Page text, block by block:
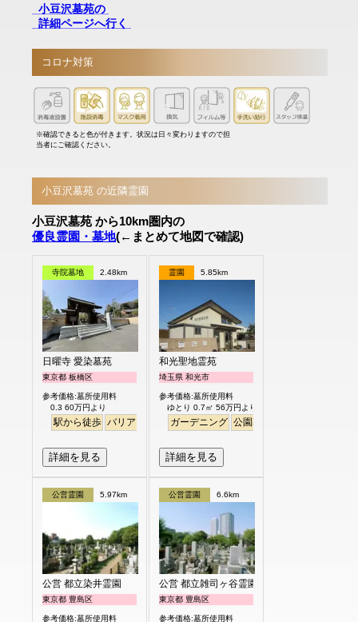
小豆沢墓苑の
詳細ページへ行く
コロナ対策
※確認できると色が付きます。状況は日々変わりますので担
当者にご確認ください。
小豆沢墓苑 の近隣霊園
小豆沢墓苑 から10km圏内の
優良霊園・墓地(←まとめて地図で確認)
寺院墓地 2.48km
日曜寺 愛染墓苑
東京都 板橋区
参考価格:墓所使用料
0.3 60万円より
駅から徒歩 バリアフリー 個人・夫婦 永代供養
詳細を見る
霊園 5.85km
和光聖地霊苑
埼玉県 和光市
参考価格:墓所使用料
ゆとり 0.7㎡ 56万円より
ガーデニング 公園墓地
詳細を見る
公営霊園 5.97km
公営 都立染井霊園
東京都 豊島区
参考価格:墓所使用料
公営霊園 6.6km
公営 都立雑司ヶ谷霊園
東京都 豊島区
参考価格:墓所使用料